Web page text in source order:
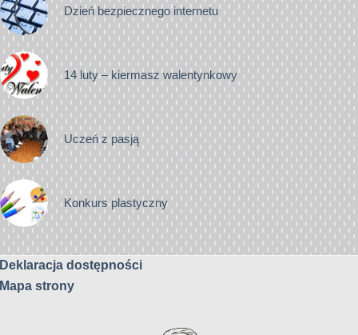
Dzień bezpiecznego internetu
14 luty – kiermasz walentynkowy
Uczeń z pasją
Konkurs plastyczny
Deklaracja dostępności
Mapa strony